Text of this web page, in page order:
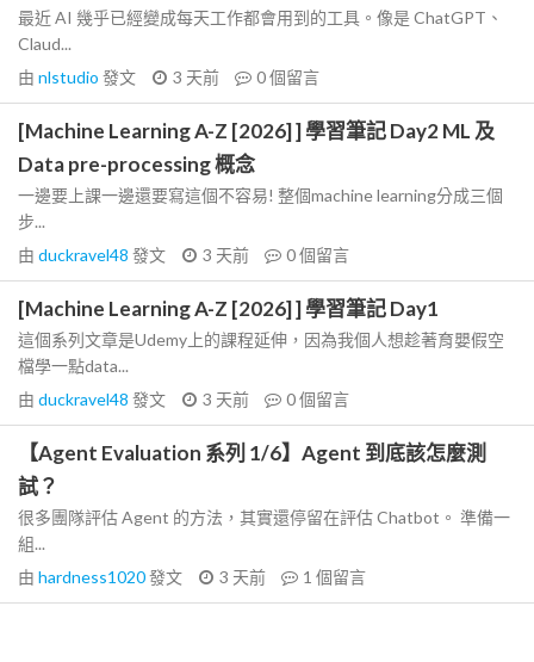
最近 AI 幾乎已經變成每天工作都會用到的工具。像是 ChatGPT、
Claud...
由 nlstudio 發文 3 天前 0個留言
[Machine Learning A-Z [2026] ] 學習筆記 Day2 ML 及
Data pre-processing 概念
一邊要上課一邊還要寫這個不容易! 整個machine learning分成三個
步...
由 duckravel48 發文 3 天前 0個留言
[Machine Learning A-Z [2026] ] 學習筆記 Day1
這個系列文章是Udemy上的課程延伸，因為我個人想趁著育嬰假空
檔學一點data...
由 duckravel48 發文 3 天前 0個留言
【Agent Evaluation 系列 1/6】Agent 到底該怎麼測
試？
很多團隊評估 Agent 的方法，其實還停留在評估 Chatbot。 準備一
組...
由 hardness1020發文 3 天前 1 個留言